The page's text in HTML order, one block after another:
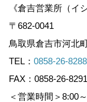
《倉吉営業所（イ
〒682-0041
鳥取県倉吉市河北
TEL： 0858-26-8288
FAX：0858-26-8291
＜営業時間＞8:00